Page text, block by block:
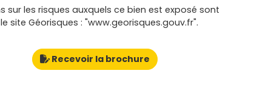
sur les risques auxquels ce bien est exposé sont
site Géorisques : "www.georisques.gouv.fr".
Recevoir la brochure